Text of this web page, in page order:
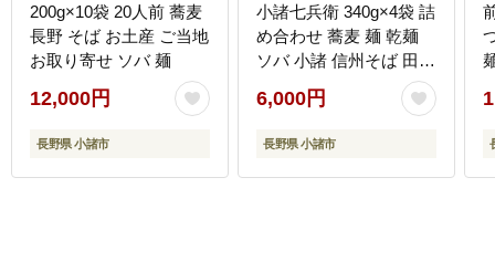
200g×10袋 20人前 蕎麦
長野 そば お土産 ご当地
お取り寄せ ソバ 麺
12,000円
長野県 小諸市
小諸七兵衛 340g×4袋 詰
め合わせ 蕎麦 麺 乾麺
ソバ 小諸 信州そば 田舎
6,000円
長野県 小諸市